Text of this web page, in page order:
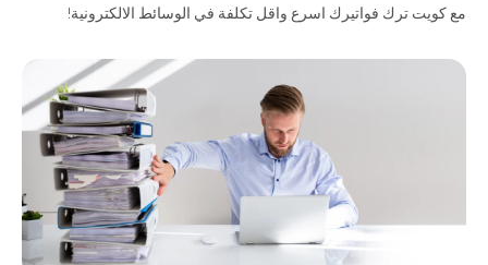
مع كويت ترك فواتيرك اسرع واقل تكلفة في الوسائط الالكترونية!